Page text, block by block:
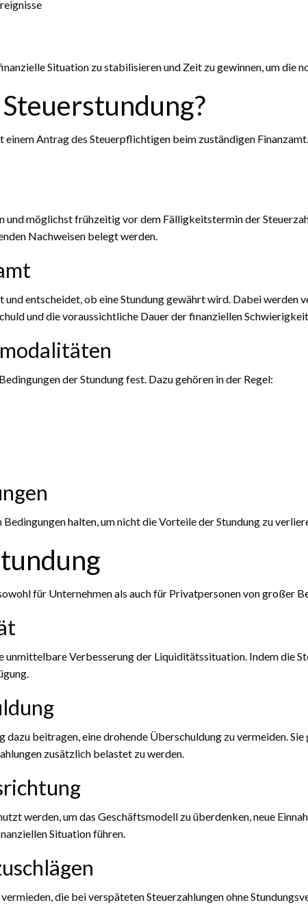
Situation zu stabilisieren und Zeit zu gewinnen, um
einem Antrag des Steuerpflichtigen beim zuständigen
möglichst frühzeitig vor dem Fälligkeitstermin der
Nachweisen belegt werden.
entscheidet, ob eine Stundung gewährt wird. Dabei
und die voraussichtliche Dauer der finanziellen
der Stundung fest. Dazu gehören in der Regel:
halten, um nicht die Vorteile der Stundung zu
für Unternehmen als auch für Privatpersonen von großer
Verbesserung der Liquiditätssituation. Indem die
dazu beitragen, eine drohende Überschuldung zu vermeiden.
zusätzlich belastet zu werden.
werden, um das Geschäftsmodell zu überdenken, neue
Situation führen.
die bei verspäteten Steuerzahlungen ohne